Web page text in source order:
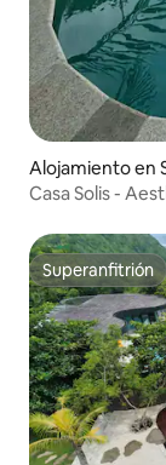
Alojamiento en
Casa Solis -
Superanfitrión
Superanfitrión